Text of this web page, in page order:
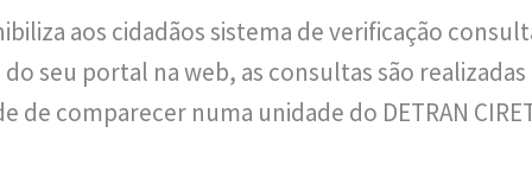
aos cidadãos sistema de verificação
seu portal na web, as consultas são
de comparecer numa unidade do DETRAN